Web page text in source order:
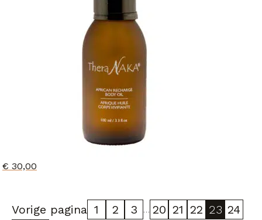
€ 30,00
Vorige pagina 1 2 3 … 20 21 22 23 24